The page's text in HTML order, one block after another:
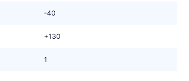
-40
+130
1